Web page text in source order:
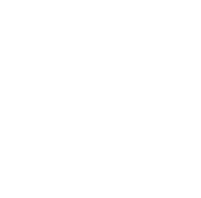
その夜、仕事を終えた夫に不倫
、不倫相手と連絡を断つことを
実家で過ごし、夫が私を実家に